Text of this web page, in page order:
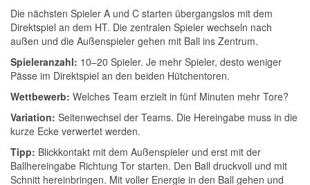
Die nächsten Spieler A und C starten übergangslos mit dem
Direktspiel an dem HT. Die zentralen Spieler wechseln nach
außen und die Außenspieler gehen mit Ball ins Zentrum.
Spieleranzahl: 10–20 Spieler. Je mehr Spieler, desto weniger
Pässe im Direktspiel an den beiden Hütchentoren.
Wettbewerb: Welches Team erzielt in fünf Minuten mehr Tore?
Variation: Seitenwechsel der Teams. Die Hereingabe muss in die
kurze Ecke verwertet werden.
Tipp: Blickkontakt mit dem Außenspieler und erst mit der
Ballhereingabe Richtung Tor starten. Den Ball druckvoll und mit
Schnitt hereinbringen. Mit voller Energie in den Ball gehen und